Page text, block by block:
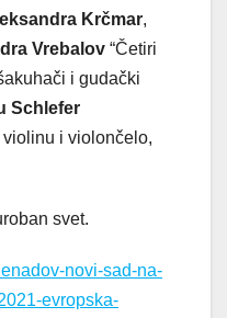
Krčmar,
Vrebalov “Četiri
i gudački
Schlefer
violinu i violončelo,
svet.
novi-sad-na-
evropska-